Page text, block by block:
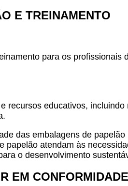
E TREINAMENTO
para os
recursos educativos,
das embalagens de
papelão atendam às
o desenvolvimento
EM